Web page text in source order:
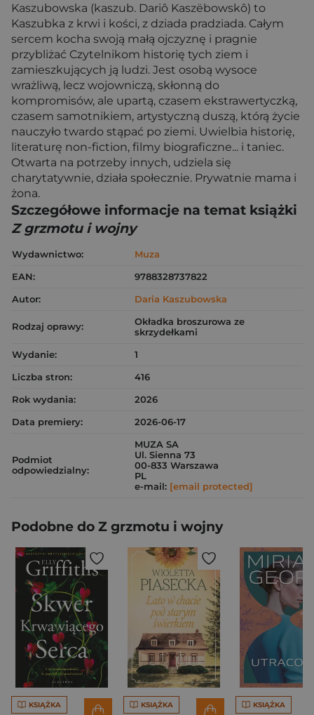
Kaszubowska (kaszub. Dariô Kaszëbowskô) to
Kaszubka z krwi i kości, z dziada pradziada. Całym
sercem kocha swoją małą ojczyznę i pragnie
przybliżać Czytelnikom historię tych ziem i
zamieszkujących ją ludzi. Jest osobą wysoce
wrażliwą, lecz wojowniczą, skłonną do
kompromisów, ale upartą, czasem ekstrawertyczką,
czasem samotnikiem, artystyczną duszą, którą życie
nauczyło twardo stąpać po ziemi. Uwielbia historię,
literaturę non-fiction, filmy biograficzne... i taniec.
Otwarta na potrzeby innych, udziela się
charytatywnie, działa społecznie. Prywatnie mama i
żona.
Szczegółowe informacje na temat książki
Z grzmotu i wojny
Wydawnictwo:
Muza
EAN:
9788328737822
Autor:
Daria Kaszubowska
Rodzaj oprawy:
Okładka broszurowa ze
skrzydełkami
Wydanie:
1
Liczba stron:
416
Rok wydania:
2026
Data premiery:
2026-06-17
Podmiot
odpowiedzialny:
MUZA SA
Ul. Sienna 73
00-833 Warszawa
PL
e-mail: [email protected]
Podobne do Z grzmotu i wojny
KSIĄŻKA KSIĄŻKA KSIĄŻKA